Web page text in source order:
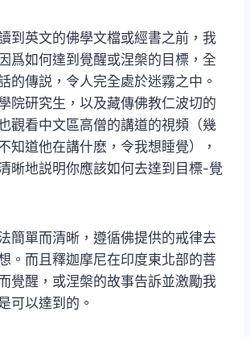
到英文的佛學文檔或經書之前，我
爲如何達到覺醒或涅槃的目標，全
的傳説，令人完全處於迷霧之中。
院研究生，以及藏傳佛教仁波切的
觀看中文區高僧的講道的視頻（幾
知道他在講什麽，令我想睡覺），
晰地説明你應該如何去達到目標-覺
簡單而清晰，遵循佛提供的戒律去
。而且釋迦摩尼在印度東北部的菩
覺醒，或涅槃的故事告訴並激勵我
可以達到的。